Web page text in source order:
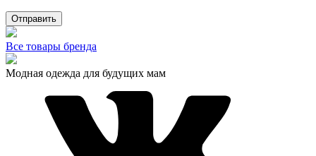
Отправить
Все товары бренда
Модная одежда для будущих мам